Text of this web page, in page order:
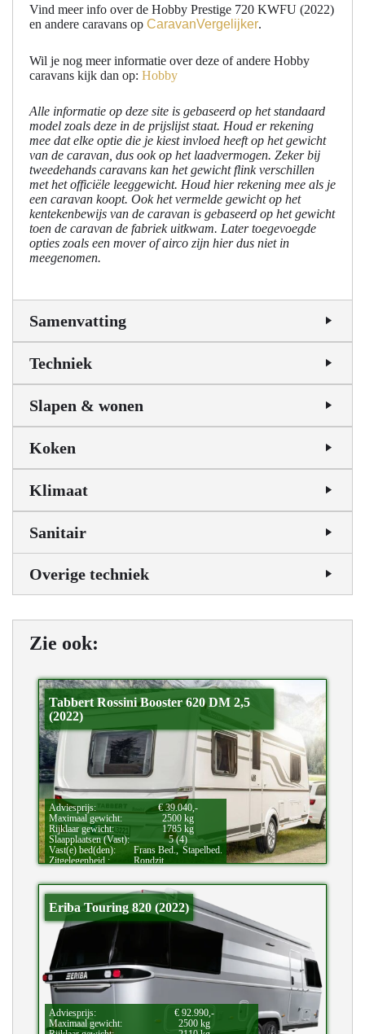
Vind meer info over de Hobby Prestige 720 KWFU (2022)
en andere caravans op CaravanVergelijker.
Wil je nog meer informatie over deze of andere Hobby
caravans kijk dan op: Hobby
Alle informatie op deze site is gebaseerd op het standaard
model zoals deze in de prijslijst staat. Houd er rekening
mee dat elke optie die je kiest invloed heeft op het gewicht
van de caravan, dus ook op het laadvermogen. Zeker bij
tweedehands caravans kan het gewicht flink verschillen
met het officiële leeggewicht. Houd hier rekening mee als je
een caravan koopt. Ook het vermelde gewicht op het
kentekenbewijs van de caravan is gebaseerd op het gewicht
toen de caravan de fabriek uitkwam. Later toegevoegde
opties zoals een mover of airco zijn hier dus niet in
meegenomen.
Samenvatting
Techniek
Slapen & wonen
Koken
Klimaat
Sanitair
Overige techniek
Zie ook:
Tabbert Rossini Booster 620 DM 2,5
(2022)
Adviesprijs:
€ 39.040,-
Maximaal gewicht:
2500 kg
Rijklaar gewicht:
1785 kg
Slaapplaatsen (Vast):
5 (4)
Vast(e) bed(den):
Frans Bed., Stapelbed.
Zitgelegenheid.:
Rondzit.
Eriba Touring 820 (2022)
Adviesprijs:
€ 92.990,-
Maximaal gewicht:
2500 kg